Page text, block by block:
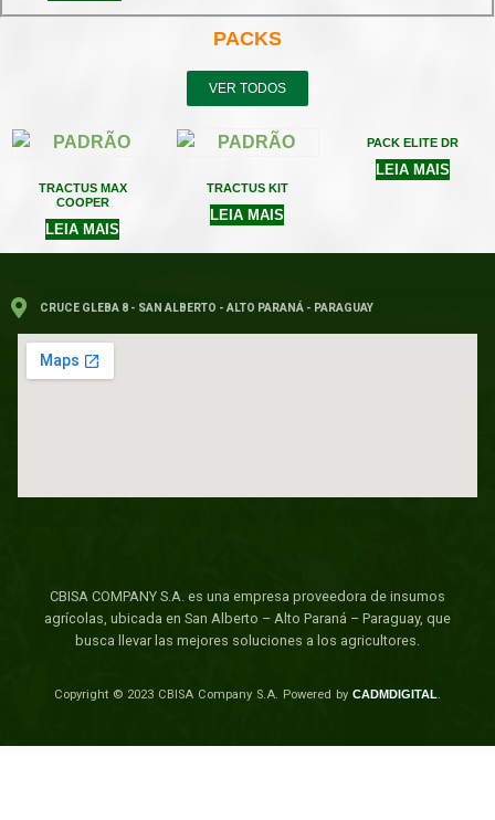
PACKS
VER TODOS
TRACTUS MAX
COOPER
LEIA MAIS
TRACTUS KIT
LEIA MAIS
PACK ELITE DR
LEIA MAIS
CBISA COMPANY S.A. es una empresa proveedora de insumos
agrícolas, ubicada en San Alberto – Alto Paraná – Paraguay, que
busca llevar las mejores soluciones a los agricultores.
Copyright © 2023 CBISA Company S.A. Powered byCADMDIGITAL.
CRUCE GLEBA 8 - SAN ALBERTO - ALTO PARANÁ - PARAGUAY